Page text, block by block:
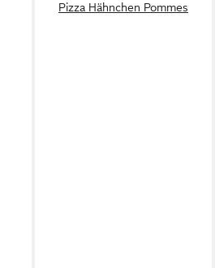
Pizza Hähnchen Pommes